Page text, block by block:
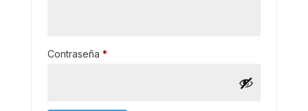
Contraseña *Obligatorio